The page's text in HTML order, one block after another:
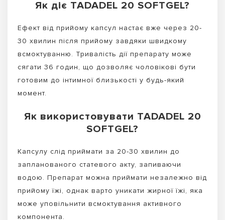
Як діє TADADEL 20 SOFTGEL?
Ефект від прийому капсул настає вже через 20-
30 хвилин після прийому завдяки швидкому
всмоктуванню. Тривалість дії препарату може
сягати 36 годин, що дозволяє чоловікові бути
готовим до інтимної близькості у будь-який
момент.
Як використовувати TADADEL 20
SOFTGEL?
Капсулу слід приймати за 20-30 хвилин до
запланованого статевого акту, запиваючи
водою. Препарат можна приймати незалежно від
прийому їжі, однак варто уникати жирної їжі, яка
може уповільнити всмоктування активного
компонента.